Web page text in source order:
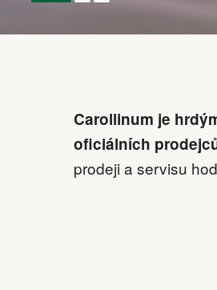
Carollinum je
oficiálních
prodeji a servisu